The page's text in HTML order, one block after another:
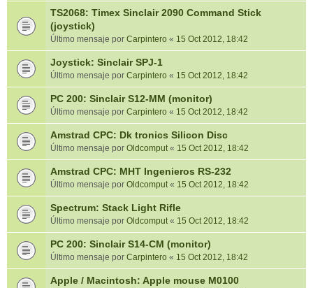
TS2068: Timex Sinclair 2090 Command Stick
(joystick)
Último mensaje por Carpintero « 15 Oct 2012, 18:42
Joystick: Sinclair SPJ-1
Último mensaje por Carpintero « 15 Oct 2012, 18:42
PC 200: Sinclair S12-MM (monitor)
Último mensaje por Carpintero « 15 Oct 2012, 18:42
Amstrad CPC: Dk tronics Silicon Disc
Último mensaje por Oldcomput« 15 Oct 2012, 18:42
Amstrad CPC: MHT Ingenieros RS-232
Último mensaje por Oldcomput« 15 Oct 2012, 18:42
Spectrum: Stack Light Rifle
Último mensaje por Oldcomput« 15 Oct 2012, 18:42
PC 200: Sinclair S14-CM (monitor)
Último mensaje por Carpintero « 15 Oct 2012, 18:42
Apple / Macintosh: Apple mouse M0100